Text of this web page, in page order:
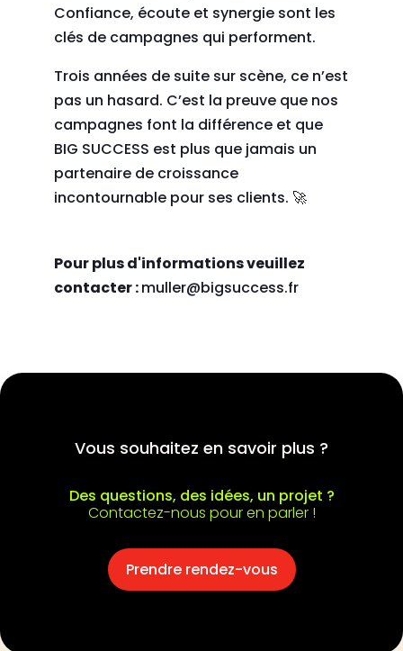
Confiance, écoute et synergie sont les
clés de campagnes qui performent.
Trois années de suite sur scène, ce n’est
pas un hasard. C’est la preuve que nos
campagnes font la différence et que
BIG SUCCESS est plus que jamais un
partenaire de croissance
incontournable pour ses clients. 🚀
Pour plus d'informations veuillez
contacter :muller@bigsuccess.fr
Vous souhaitez en savoir plus ?
Des questions, des idées, un projet ?
Contactez-nous pour en parler !
Prendre rendez-vous